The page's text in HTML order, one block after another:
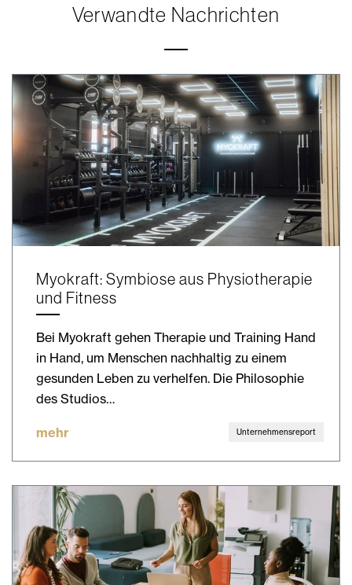
Verwandte Nachrichten
Myokraft: Symbiose aus Physiotherapie
und Fitness
Bei Myokraft gehen Therapie und Training Hand
in Hand, um Menschen nachhaltig zu einem
gesunden Leben zu verhelfen. Die Philosophie
des Studios…
mehr Unternehmensreport